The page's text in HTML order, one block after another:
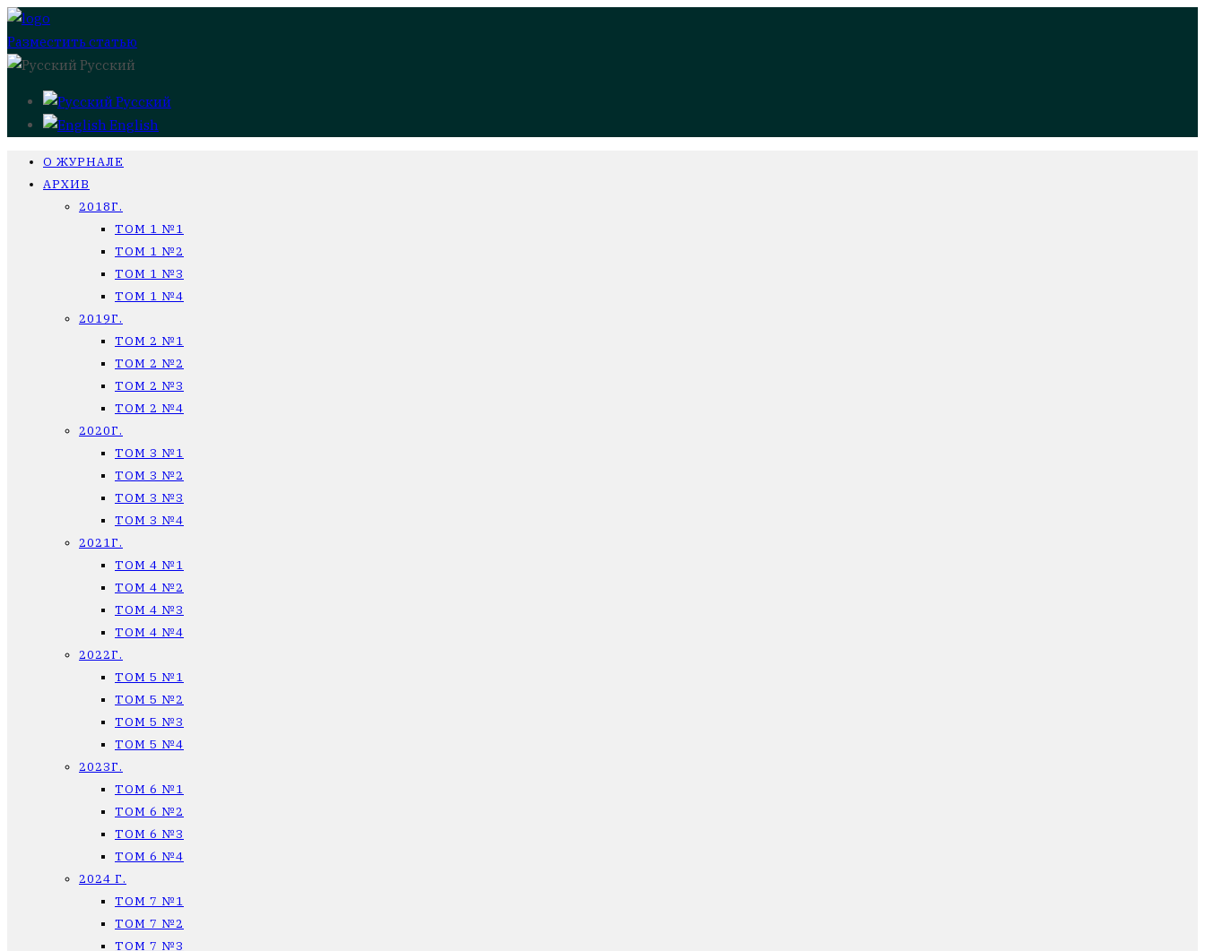
Разместить статью
Русский
Русский
English
О ЖУРНАЛЕ
АРХИВ
2018Г.
ТОМ 1 №1
ТОМ 1 №2
ТОМ 1 №3
ТОМ 1 №4
2019Г.
ТОМ 2 №1
ТОМ 2 №2
ТОМ 2 №3
ТОМ 2 №4
2020Г.
ТОМ 3 №1
ТОМ 3 №2
ТОМ 3 №3
ТОМ 3 №4
2021Г.
ТОМ 4 №1
ТОМ 4 №2
ТОМ 4 №3
ТОМ 4 №4
2022Г.
ТОМ 5 №1
ТОМ 5 №2
ТОМ 5 №3
ТОМ 5 №4
2023Г.
ТОМ 6 №1
ТОМ 6 №2
ТОМ 6 №3
ТОМ 6 №4
2024 Г.
ТОМ 7 №1
ТОМ 7 №2
ТОМ 7 №3